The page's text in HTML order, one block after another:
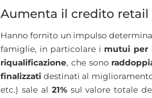
Aumenta il credito retail
Hanno fornito un impulso
famiglie, in particolare i mutui per
riqualificazione, che sono
finalizzati destinati al
etc.) sale al 21%sul valore totale